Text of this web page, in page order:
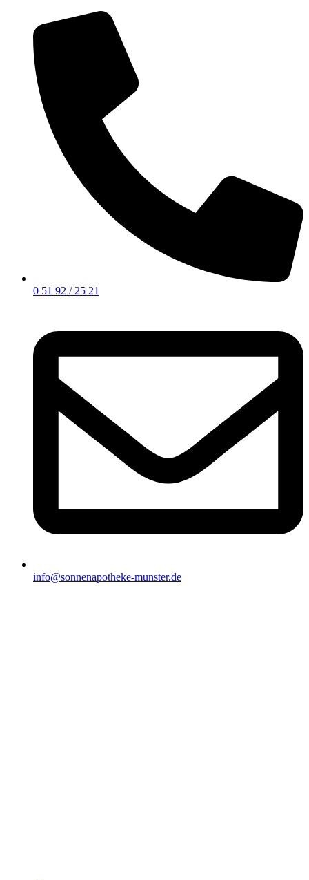
0 51 92 / 25 21
info@sonnenapotheke-munster.de